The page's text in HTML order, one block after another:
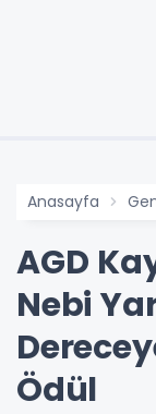
Anasayfa
AGD
Nebi
Ödül